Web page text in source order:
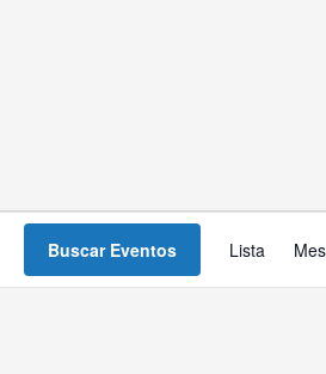
Buscar Eventos
de
Lista Mes